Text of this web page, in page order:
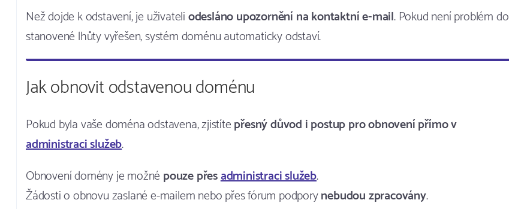
Než dojde k odstavení, je uživateliodesláno upozornění na kontaktní e-mail. Pokud není problém do
stanovené lhůty vyřešen, systém doménu automaticky odstaví.
Jak obnovit odstavenou doménu
Pokud byla vaše doména odstavena, zjistítepřesný důvod i postup pro obnovení přímo v
administraci služeb.
Obnovení domény je možné pouze přesadministraci služeb.
Žádosti o obnovu zaslané e-mailem nebo přes fórum podporynebudou zpracovány.